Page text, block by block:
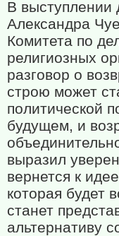
В выступлении
Александра
Комитета по
религиозных
разговор о
строю может
политической
будущем, и
выразил
вернется к
которая будет
станет
альтернативу